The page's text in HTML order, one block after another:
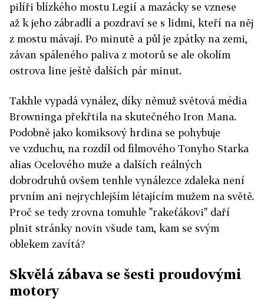
pilíři blízkého mostu Legií a mazácky se vznese
až k jeho zábradlí a pozdraví se s lidmi, kteří na něj
z mostu mávají. Po minutě a půl je zpátky na zemi,
závan spáleného paliva z motorů se ale okolím
ostrova line ještě dalších pár minut.
Takhle vypadá vynález, díky němuž světová média
Browninga překřtila na skutečného Iron Mana.
Podobně jako komiksový hrdina se pohybuje
ve vzduchu, na rozdíl od filmového Tonyho Starka
alias Ocelového muže a dalších reálných
dobrodruhů ovšem tenhle vynálezce zdaleka není
prvním ani nejrychlejším létajícím mužem na světě.
Proč se tedy zrovna tomuhle "rakeťákovi" daří
plnit stránky novin všude tam, kam se svým
oblekem zavítá?
Skvělá zábava se šesti proudovými
motory